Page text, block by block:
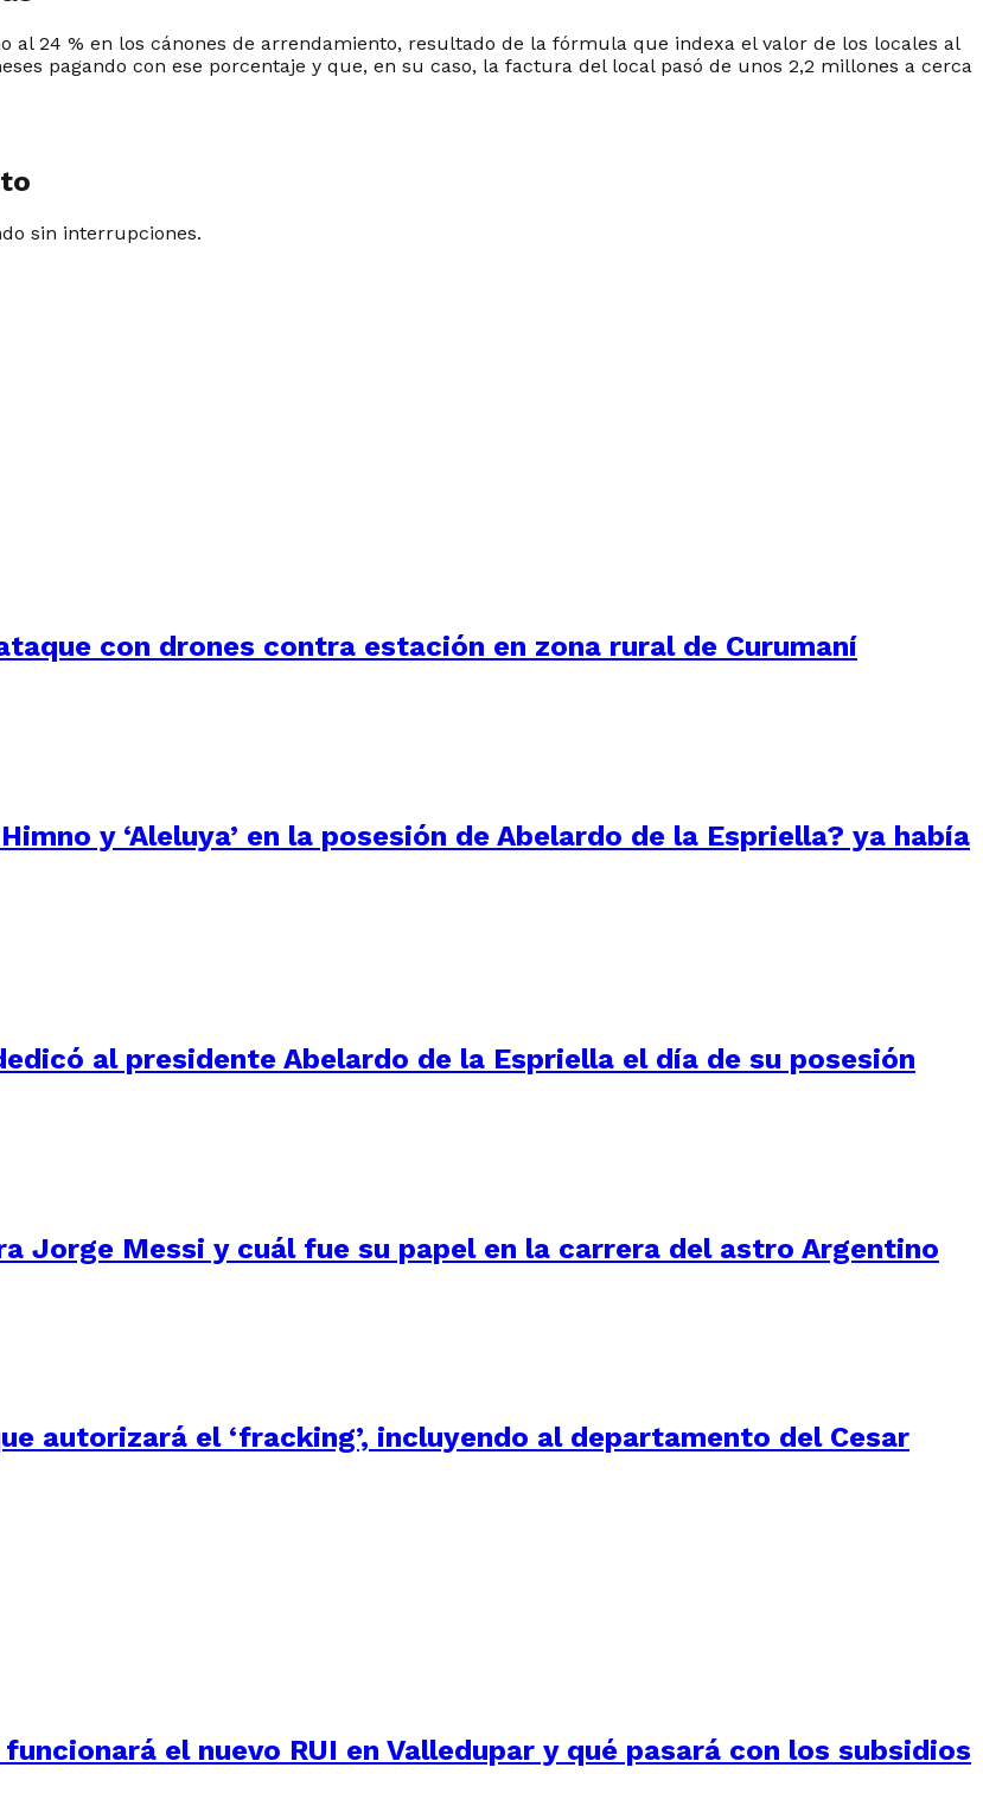
24 % en los cánones de arrendamiento, resultado de la fórmula que indexa el valor de los locales al
pagando con ese porcentaje y que, en su caso, la factura del local pasó de unos 2,2 millones a cerca
sin interrupciones.
con drones contra estación en zona rural de Curumaní
y ‘Aleluya’ en la posesión de Abelardo de la Espriella? ya había
al presidente Abelardo de la Espriella el día de su posesión
Jorge Messi y cuál fue su papel en la carrera del astro Argentino
autorizará el ‘fracking’, incluyendo al departamento del Cesar
el nuevo RUI en Valledupar y qué pasará con los subsidios